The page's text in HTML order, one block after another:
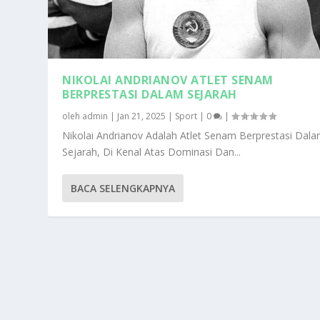
NIKOLAI ANDRIANOV ATLET SENAM
BERPRESTASI DALAM SEJARAH
oleh admin | Jan 21, 2025 | Sport | 0 |
Nikolai Andrianov Adalah Atlet Senam Berprestasi
Sejarah, Di Kenal Atas Dominasi Dan...
BACA SELENGKAPNYA